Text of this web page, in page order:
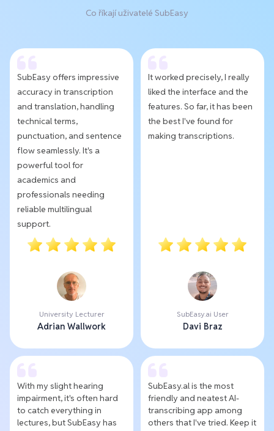
Co říkají uživatelé SubEasy
SubEasy offers impressive
accuracy in transcription
and translation, handling
technical terms,
punctuation, and sentence
flow seamlessly. It's a
powerful tool for
academics and
professionals needing
reliable multilingual
support.
University Lecturer
Adrian Wallwork
It worked precisely, I really
liked the interface and the
features. So far, it has been
the best I've found for
making transcriptions.
SubEasy.ai User
Davi Braz
With my slight hearing
impairment, it's often hard
to catch everything in
lectures, but SubEasy has
SubEasy.al is the most
friendly and neatest AI-
transcribing app among
others that I've tried. Keep it